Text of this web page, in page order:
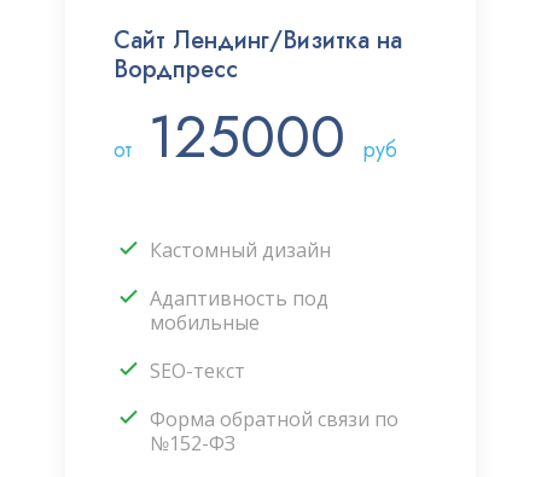
Сайт Лендинг/Визитка на
Вордпресс
от 125000 руб
Кастомный дизайн
Адаптивность под
мобильные
SEO-текст
Форма обратной связи по
№152-ФЗ